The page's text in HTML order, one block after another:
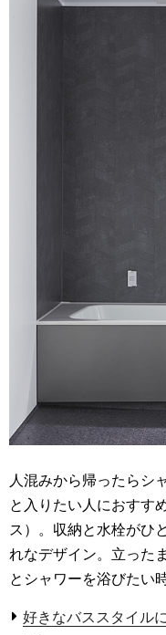
人混みから帰ったらシ
と入りたい人におすす
ス）。収納と水栓がひ
れなデザイン。立った
とシャワーを浴びたい
好きなバススタイル